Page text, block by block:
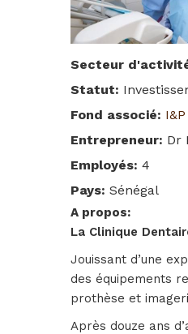
Secteur
Statut:
Fond associé:
Entrepreneur: Dr
Employés: 4
Pays: Sénégal
A propos:
La Clinique
Jouissant d’une
des équipements
prothèse et
Après douze ans